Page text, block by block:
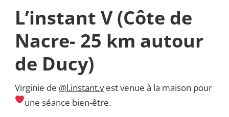
L’instant V (Côte de
Nacre- 25 km autour
de Ducy)
Virginie de @l.instant.vest venue à la maison pour
une séance bien-être.